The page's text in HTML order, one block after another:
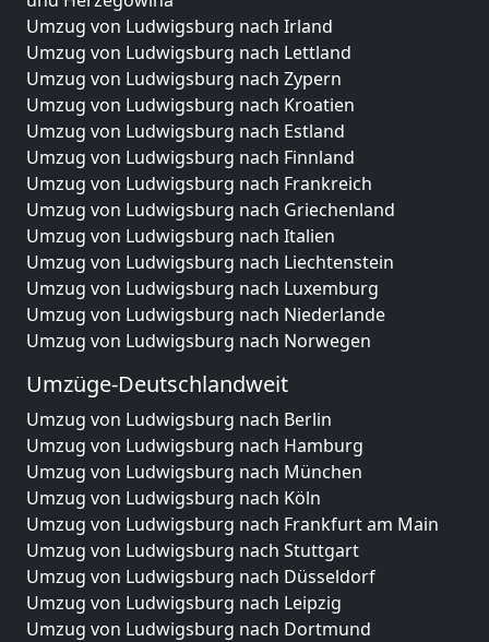
Umzug von Ludwigsburg nach Irland
Umzug von Ludwigsburg nach Lettland
Umzug von Ludwigsburg nach Zypern
Umzug von Ludwigsburg nach Kroatien
Umzug von Ludwigsburg nach Estland
Umzug von Ludwigsburg nach Finnland
Umzug von Ludwigsburg nach Frankreich
Umzug von Ludwigsburg nach Griechenland
Umzug von Ludwigsburg nach Italien
Umzug von Ludwigsburg nach Liechtenstein
Umzug von Ludwigsburg nach Luxemburg
Umzug von Ludwigsburg nach Niederlande
Umzug von Ludwigsburg nach Norwegen
Umzüge-Deutschlandweit
Umzug von Ludwigsburg nach Berlin
Umzug von Ludwigsburg nach Hamburg
Umzug von Ludwigsburg nach München
Umzug von Ludwigsburg nach Köln
Umzug von Ludwigsburg nach Frankfurt am Main
Umzug von Ludwigsburg nach Stuttgart
Umzug von Ludwigsburg nach Düsseldorf
Umzug von Ludwigsburg nach Leipzig
Umzug von Ludwigsburg nach Dortmund